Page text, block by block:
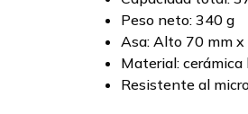
Peso neto: 340 g
Asa: Alto 70 mm
Material:
Resistente al